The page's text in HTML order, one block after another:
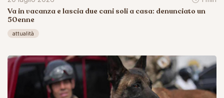
Va in vacanza e lascia due cani soli a casa: denunciato un
50enne
attualità